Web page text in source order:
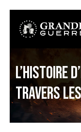
L’HISTOIRE
TRAVERS